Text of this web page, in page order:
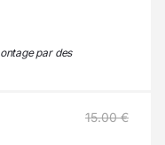
par des
15.00 €